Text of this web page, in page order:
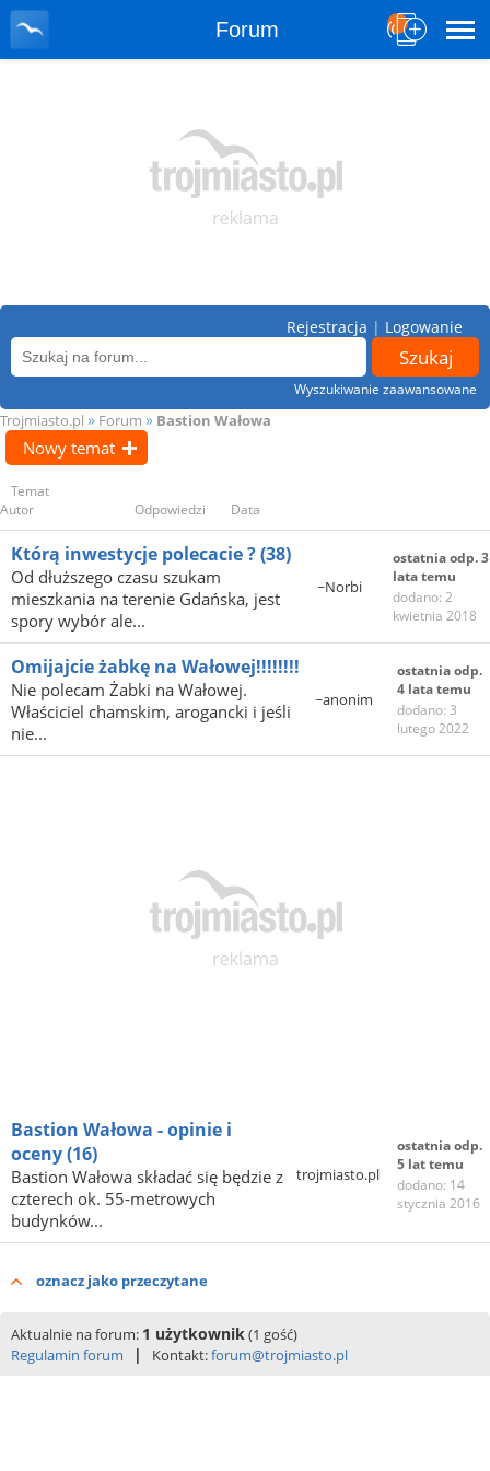
Forum
Wyszukiwanie zaawansowane
Rejestracja | Logowanie
Trojmiasto.pl » Forum » Bastion Wałowa
Nowy temat
Temat
Autor
Odpowiedzi Data
Którą inwestycje polecacie ?(38)
Od dłuższego czasu szukam
mieszkania na terenie Gdańska, jest
spory wybór ale...
~Norbi
ostatnia odp. 3
lata temu
dodano: 2
kwietnia 2018
Omijajcie żabkę na Wałowej!!!!!!!!
Nie polecam Żabki na Wałowej.
Właściciel chamskim, arogancki i jeśli
nie...
~anonim
ostatnia odp.
4 lata temu
dodano: 3
lutego 2022
Bastion Wałowa - opinie i
oceny(16)
Bastion Wałowa składać się będzie z
czterech ok. 55-metrowych
budynków...
trojmiasto.pl
ostatnia odp.
5 lat temu
dodano: 14
stycznia 2016
oznacz jako przeczytane
Aktualnie na forum: 1 użytkownik(1 gość)
Regulamin forum
| Kontakt:forum@trojmiasto.pl